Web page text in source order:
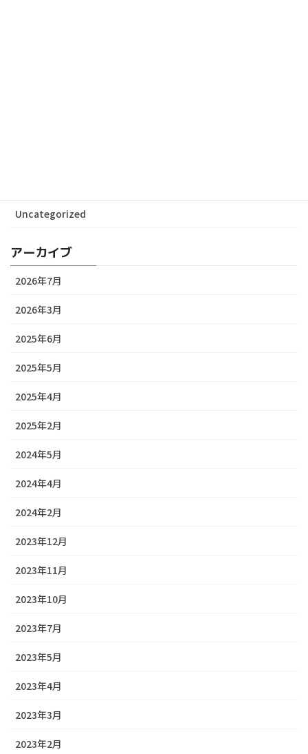
Uncategorized
アーカイブ
2026年7月
2026年3月
2025年6月
2025年5月
2025年4月
2025年2月
2024年5月
2024年4月
2024年2月
2023年12月
2023年11月
2023年10月
2023年7月
2023年5月
2023年4月
2023年3月
2023年2月